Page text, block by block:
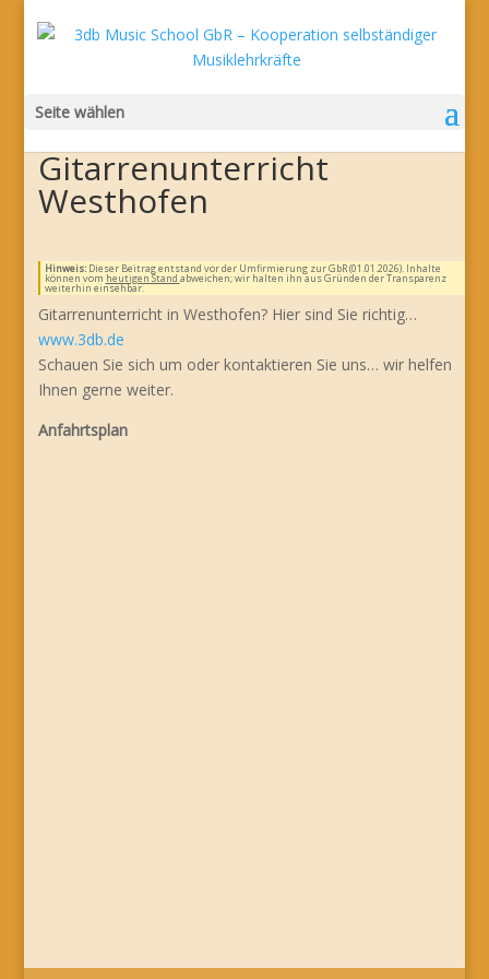
Seite wählen
Gitarrenunterricht
Westhofen
Hinweis:Dieser Beitrag entstand vor der Umfirmierung zur GbR (01.01.2026). Inhalte
können vom heutigen Stand abweichen; wir halten ihn aus Gründen der Transparenz
weiterhin einsehbar.
Gitarrenunterricht in Westhofen? Hier sind Sie richtig…
www.3db.de
Schauen Sie sich um oder kontaktieren Sie uns… wir helfen
Ihnen gerne weiter.
Anfahrtsplan